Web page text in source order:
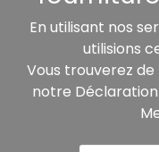
Nos partenaires:
En utilisant nos
utilisions
Vous trouverez
notre